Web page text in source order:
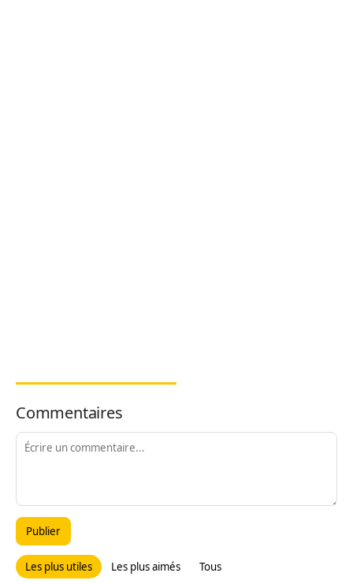
Commentaires
Publier
Les plus utiles Les plus aimés Tous